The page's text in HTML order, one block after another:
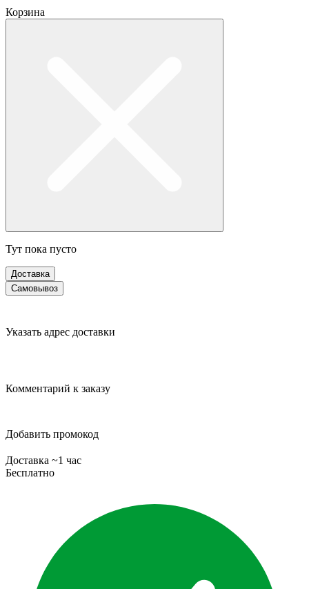
Корзина
Тут пока пусто
Доставка
Самовывоз
Указать адрес доставки
Комментарий к заказу
Добавить промокод
Доставка ~1 час
Бесплатно